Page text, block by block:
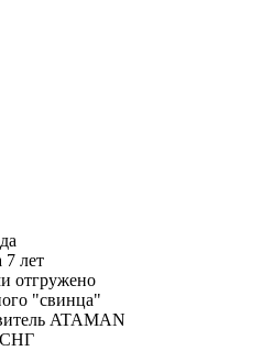
7 лет
отгружено
"свинца"
ATAMAN
СНГ